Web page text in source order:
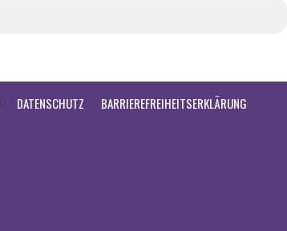
DATENSCHUTZ BARRIEREFREIHEITSERKLÄRUNG